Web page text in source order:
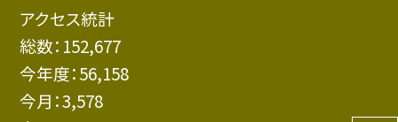
アクセス統計
総数： 152,677
今年度：56,158
今月：3,578